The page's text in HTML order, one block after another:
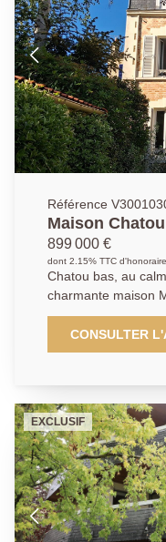
séparées. À l'étage, l'espace nuit se compose de
deux chambres,
WC et d'un bureau,
espace polyvalent. Une place de parking en extérieur
vient compléter ce
Référence
Maison
899 000 €
dont 2.15% TTC
Chatou bas, au
charmante maison
proche écoles et
28,5 m² de sous-
avec rangements,
buanderie, salle de
sur la parcelle, deux
Ravalement, toiture
CONSULTER
EXCLUSIF